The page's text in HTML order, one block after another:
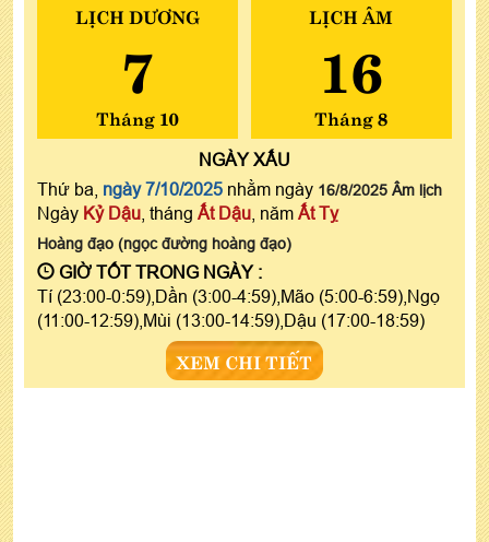
LỊCH DƯƠNG
7
Tháng 10
LỊCH ÂM
16
Tháng 8
NGÀYXẤU
Thứ ba, ngày 7/10/2025 nhằm ngày 16/8/2025 Âm lịch
Ngày Kỷ Dậu , tháng Ất Dậu , năm Ất Tỵ
Hoàng đạo (ngọc đường hoàng đạo)
GIỜ TỐT TRONG NGÀY :
Tí (23:00-0:59),Dần (3:00-4:59),Mão (5:00-6:59),Ngọ
(11:00-12:59),Mùi (13:00-14:59),Dậu (17:00-18:59)
XEM CHI TIẾT